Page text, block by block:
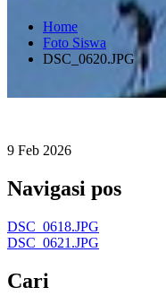
Home
Foto Siswa
DSC_0620.JPG
9 Feb 2026
Navigasi pos
DSC_0618.JPG
DSC_0621.JPG
Cari